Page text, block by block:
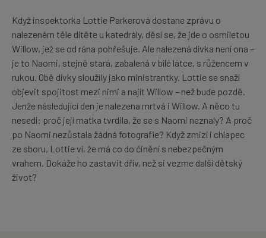
Když inspektorka Lottie Parkerová dostane zprávu o
nalezeném těle dítěte u katedrály, děsí se, že jde o osmiletou
Willow, jež se od rána pohřešuje. Ale nalezená dívka není ona –
je to Naomi, stejně stará, zabalená v bílé látce, s růžencem v
rukou. Obě dívky sloužily jako ministrantky. Lottie se snaží
objevit spojitost mezi nimi a najít Willow – než bude pozdě.
Jenže následující den je nalezena mrtvá i Willow. A něco tu
nesedí: proč její matka tvrdila, že se s Naomi neznaly? A proč
po Naomi nezůstala žádná fotografie? Když zmizí i chlapec
ze sboru, Lottie ví, že má co do činění s nebezpečným
vrahem. Dokáže ho zastavit dřív, než si vezme další dětský
život?